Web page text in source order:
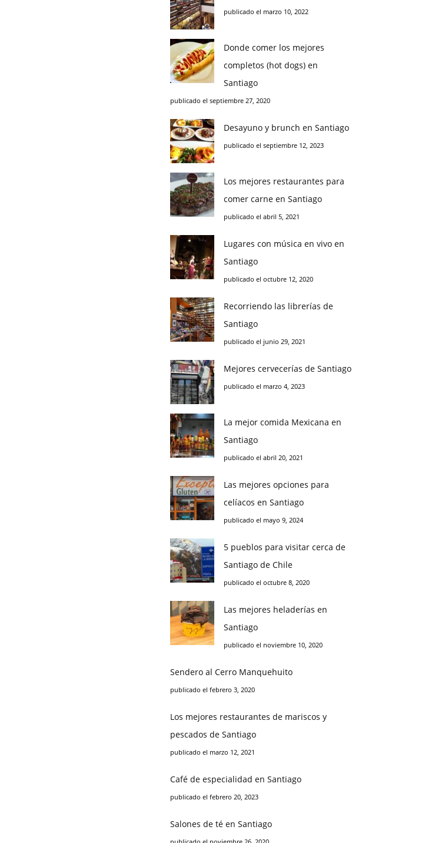
publicado el marzo 10, 2022
Donde comer los mejores
completos (hot dogs) en
Santiago
publicado el septiembre 27, 2020
Desayuno y brunch en Santiago
publicado el septiembre 12, 2023
Los mejores restaurantes para
comer carne en Santiago
publicado el abril 5, 2021
Lugares con música en vivo en
Santiago
publicado el octubre 12, 2020
Recorriendo las librerías de
Santiago
publicado el junio 29, 2021
Mejores cervecerías de Santiago
publicado el marzo 4, 2023
La mejor comida Mexicana en
Santiago
publicado el abril 20, 2021
Las mejores opciones para
celíacos en Santiago
publicado el mayo 9, 2024
5 pueblos para visitar cerca de
Santiago de Chile
publicado el octubre 8, 2020
Las mejores heladerías en
Santiago
publicado el noviembre 10, 2020
Sendero al Cerro Manquehuito
publicado el febrero 3, 2020
Los mejores restaurantes de mariscos y
pescados de Santiago
publicado el marzo 12, 2021
Café de especialidad en Santiago
publicado el febrero 20, 2023
Salones de té en Santiago